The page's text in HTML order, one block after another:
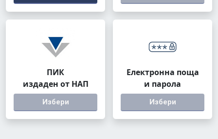
ПИК
издаден от НАП
Избери
Електронна поща
и парола
Избери